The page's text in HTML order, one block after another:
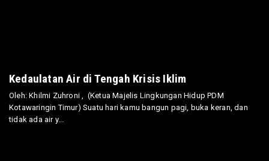
Kedaulatan Air di Tengah Krisis Iklim
Oleh: Khilmi Zuhroni , (Ketua Majelis Lingkungan Hidup PDM
Kotawaringin Timur) Suatu hari kamu bangun pagi, buka keran, dan
tidak ada air y...